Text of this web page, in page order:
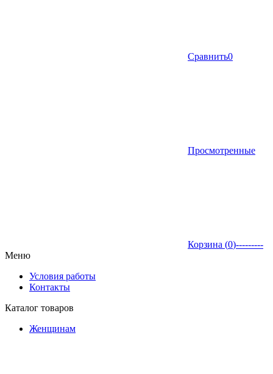
Сравнить0
Просмотренные
Корзина (0)---------
Меню
Условия работы
Контакты
Каталог товаров
Женщинам